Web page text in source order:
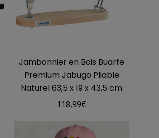
Jambonnier en Bois Buarfe
Premium Jabugo Pliable
Naturel 63,5 x 19 x 43,5 cm
118,99€